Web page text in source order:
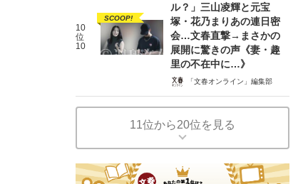
10
位
10
SCOOP!
ル？」三山凌輝と元宝
塚・花乃まりあの連日密
会…文春直撃→まさかの
展開に驚きの声《妻・趣
里の不在中に…》
「文春オンライン」編集部
11位から20位を見る